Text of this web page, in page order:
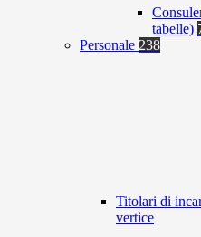
tabelle)
Personale 238
Titolari di
vertice